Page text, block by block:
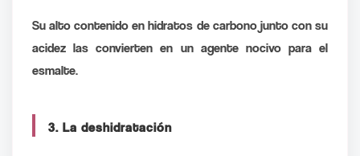
Su alto contenido en hidratos de carbono junto con su
acidez las convierten en un agente nocivo para el
esmalte.
3. La deshidratación